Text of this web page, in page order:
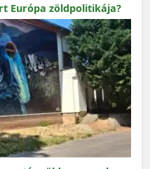
Európa zöldpolitikája?